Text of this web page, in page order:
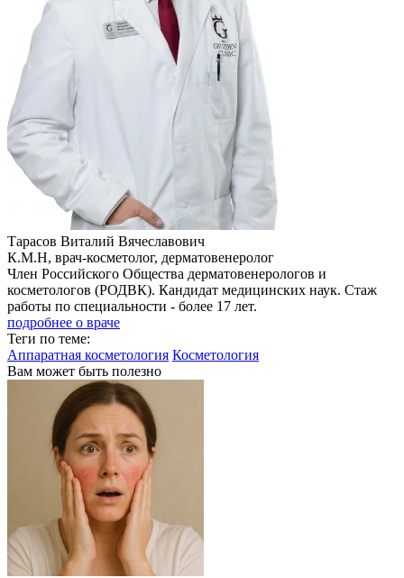
Тарасов Виталий Вячеславович
К.М.Н, врач-косметолог, дерматовенеролог
Член Российского Общества дерматовенерологов и
косметологов (РОДВК). Кандидат медицинских наук. Стаж
работы по специальности - более 17 лет.
подробнее о враче
Теги по теме:
Аппаратная косметология Косметология
Вам может быть полезно